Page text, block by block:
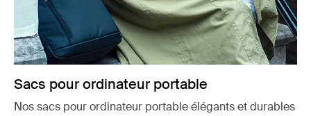
Sacs pour ordinateur portable
Nos sacs pour ordinateur portable élégants et durables